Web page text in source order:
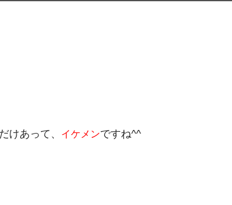
けあって、 イケメンですね^^